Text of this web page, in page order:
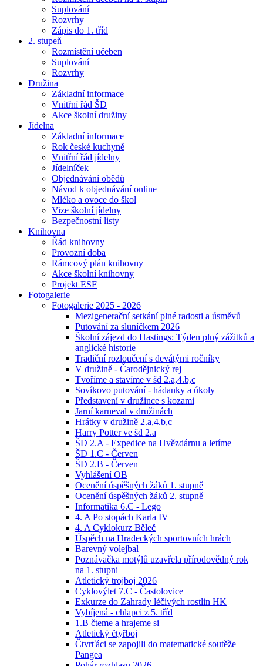
Suplování
Rozvrhy
Zápis do 1. tříd
2. stupeň
Rozmístění učeben
Suplování
Rozvrhy
Družina
Základní informace
Vnitřní řád ŠD
Akce školní družiny
Jídelna
Základní informace
Rok české kuchyně
Vnitřní řád jídelny
Jídelníček
Objednávání obědů
Návod k objednávání online
Mléko a ovoce do škol
Vize školní jídelny
Bezpečnostní listy
Knihovna
Řád knihovny
Provozní doba
Rámcový plán knihovny
Akce školní knihovny
Projekt ESF
Fotogalerie
Fotogalerie 2025 - 2026
Mezigenerační setkání plné radosti a úsměvů
Putování za sluníčkem 2026
Školní zájezd do Hastings: Týden plný zážitků a
anglické historie
Tradiční rozloučení s devátými ročníky
V družině - Čarodějnický rej
Tvoříme a stavíme v šd 2.a,4.b,c
Sovíkovo putování - hádanky a úkoly
Představení v družince s kozami
Jarní karneval v družinách
Hrátky v družině 2.a,4.b,c
Harry Potter ve šd 2.a
ŠD 2.A - Expedice na Hvězdárnu a letíme
ŠD 1.C - Červen
ŠD 2.B - Červen
Vyhlášení OB
Ocenění úspěšných žáků 1. stupně
Ocenění úspěšných žáků 2. stupně
Informatika 6.C - Lego
4. A Po stopách Karla IV
4. A Cyklokurz Běleč
Úspěch na Hradeckých sportovních hrách
Barevný volejbal
Poznávačka motýlů uzavřela přírodovědný rok
na 1. stupni
Atletický trojboj 2026
Cyklovýlet 7.C - Častolovice
Exkurze do Zahrady léčivých rostlin HK
Vybíjená - chlapci z 5. tříd
1.B čteme a hrajeme si
Atletický čtyřboj
Čtvrťáci se zapojili do matematické soutěže
Pangea